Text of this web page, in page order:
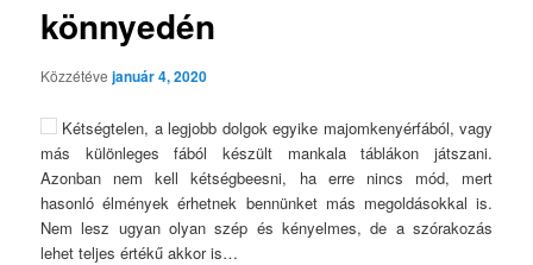
könnyedén
Közzétévejanuár 4, 2020
Kétségtelen, a legjobb dolgok egyike majomkenyérfából, vagy
más különleges fából készült mankala táblákon játszani.
Azonban nem kell kétségbeesni, ha erre nincs mód, mert
hasonló élmények érhetnek bennünket más megoldásokkal is.
Nem lesz ugyan olyan szép és kényelmes, de a szórakozás
lehet teljes értékű akkor is…